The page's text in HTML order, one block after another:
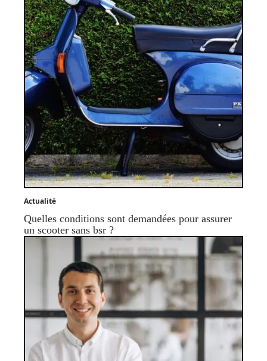
Actualité
Quelles conditions sont demandées pour assurer
un scooter sans bsr ?